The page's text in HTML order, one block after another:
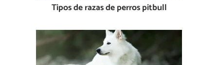
Tipos de razas de perros pitbull